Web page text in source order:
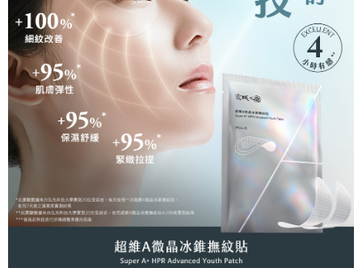
1.分期款項不併入電信帳單，「大哥付你分期」於每月結算日後寄送繳費提
醒簡訊。
2.透過簡訊連結打開帳單後，可選擇「超商條碼／台灣大直營門市／銀行轉
帳／街口支付／iPASS MONEY」等通路繳費。
【注意事項】
1.本服務係由「台灣大哥大股份有限公司」（以下簡稱本公司）所提供，讓
用戶於交易時，得透過本服務購買商品或服務，並由商店將買賣／分期付款
買賣價金債權讓與本公司後，依約使用本公司帳單繳交帳款。
2.基於同意付款使用「大哥付你分期」之契約關係目的，商店將以您的個人
資料（包含姓名、電話或地址）提供予台灣大哥大進項蒐集、處理及利用，
由本公司與您本人進行分期帳單所需資料之確認、核對及更正。
3.完整用戶服務條款，請詳閱以下連結：
https://oppay.tw/userRule
【「AFTEE先享後付」結帳流程】
１．於結帳方式選擇「AFTEE先享後付」後，將跳轉至「AFTEE先享後付」
結帳頁面，進行簡訊認證並確認金額後，即可完成結帳。
２．訂單成立數日內，您將收到繳費通知簡訊。
３．收到繳費通知簡訊後14天內，點擊此簡訊中的連結，可透過四大超商／
ATM／網路銀行／等多元方式進行付款，方視為交易完成。
※ 請注意：結帳手續完成當下不需立刻繳費，但若您需要取消訂單，請聯絡
購買商品的店家。未經商家同意取消之訂單仍視為有效，需透過AFTEE先享
後付繳納相關費用。
※ 交易是否成功請以「AFTEE先享後付 」之結帳頁面顯示為準，若有關於
是否繳費成功／繳費後需取消欲退款等相關疑問，請聯繫「AFTEE先享後付
客戶支援中心」
https://netprotections.freshdesk.com/support/home
【注意事項】
１．透過由恩沛科技股份有限公司提供之「AFTEE先享後付」服務完成之交
易，需依本服務之必要範圍內提供個人資料，並將交易相關給付款項請求債
權轉讓予恩沛科技股份有限公司。
２．關於個人資料處理事宜，請瀏覽以下網址：
每筆NT$80，滿NT$599(含以上)免運費
付款後全家取貨
每筆NT$80，滿NT$599(含以上)免運費
萊爾富取貨付款
每筆NT$80，滿NT$599(含以上)免運費
付款後萊爾富取貨
每筆NT$80，滿NT$599(含以上)免運費
7-11取貨付款
每筆NT$80，滿NT$599(含以上)免運費